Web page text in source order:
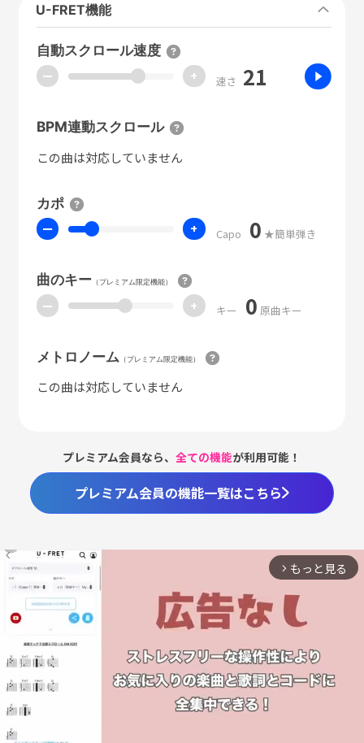
U-FRET機能
自動スクロール速度
ー + 速さ 21
BPM連動スクロール
この曲は対応していません
カポ
ー + Capo 0 ★簡単弾き
曲のキー（プレミアム限定機能）
ー + キー 0 原曲キー
メトロノーム （プレミアム限定機能）
この曲は対応していません
プレミアム会員なら、全ての機能が利用可能！
プレミアム会員の機能一覧はこちら
arrow_forward_ios もっと見る